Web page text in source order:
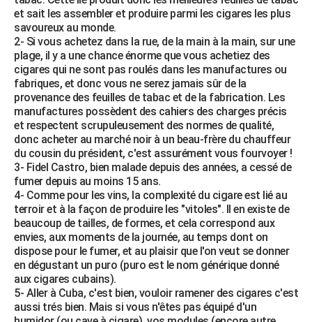
et sait les assembler et produire parmi les cigares les plus
savoureux au monde.
2- Si vous achetez dans la rue, de la main à la main, sur une
plage, il y a une chance énorme que vous achetiez des
cigares qui ne sont pas roulés dans les manufactures ou
fabriques, et donc vous ne serez jamais sûr de la
provenance des feuilles de tabac et de la fabrication. Les
manufactures possèdent des cahiers des charges précis
et respectent scrupuleusement des normes de qualité,
donc acheter au marché noir à un beau-frère du chauffeur
du cousin du président, c'est assurément vous fourvoyer !
3- Fidel Castro, bien malade depuis des années, a cessé de
fumer depuis au moins 15 ans.
4- Comme pour les vins, la complexité du cigare est lié au
terroir et à la façon de produire les "vitoles". Il en existe de
beaucoup de tailles, de formes, et cela correspond aux
envies, aux moments de la journée, au temps dont on
dispose pour le fumer, et au plaisir que l'on veut se donner
en dégustant un puro (puro est le nom générique donné
aux cigares cubains).
5- Aller à Cuba, c'est bien, vouloir ramener des cigares c'est
aussi trés bien. Mais si vous n'êtes pas équipé d'un